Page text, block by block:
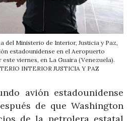
del Ministerio de Interior, Justicia y Paz,
estadounidense en el Aeropuerto
viernes, en La Guaira (Venezuela).
INTERIOR JUSTICIA Y PAZ
avión estadounidense
de que Washington